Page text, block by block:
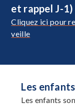
et rappel J-1)
Cliquez ici pour
veille
Les
Les enfants